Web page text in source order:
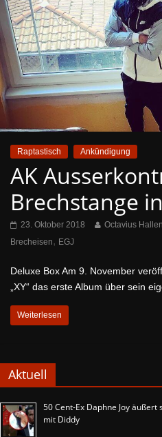
Raptastisch Ankündigung
AK
Brechstange
23. Oktober 2018 Octavius
Brecheisen, EGJ
Deluxe Box Am 9. November
„XY“ das erste Album über sein
Weiterlesen
Aktuell
50 Cent-Ex Daphne Joy
mit Diddy